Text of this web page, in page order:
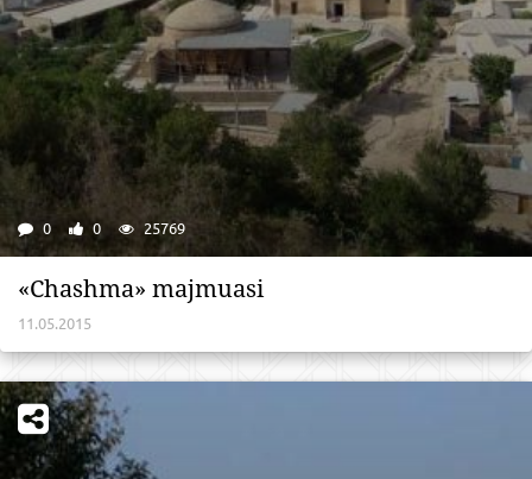
0 0 25769
«Chashma» majmuasi
11.05.2015